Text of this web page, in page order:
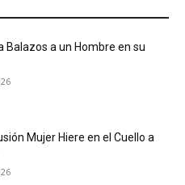
Balazos a un Hombre en su
Mujer Hiere en el Cuello a